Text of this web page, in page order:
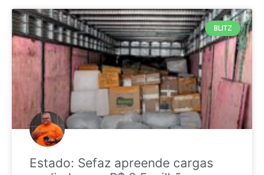
BLITZ
Estado: Sefaz apreende cargas